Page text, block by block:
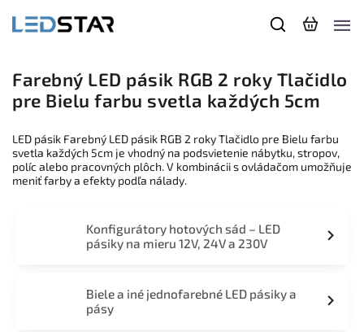
Farebný LED pásik RGB 2 roky Tlačidlo
pre Bielu farbu svetla každých 5cm
LED pásik Farebný LED pásik RGB 2 roky Tlačidlo pre Bielu farbu
svetla každých 5cm je vhodný na podsvietenie nábytku, stropov,
políc alebo pracovných plôch. V kombinácii s ovládačom umožňuje
meniť farby a efekty podľa nálady.
Konfigurátory hotových sád – LED
pásiky na mieru 12V, 24V a 230V
Biele a iné jednofarebné LED pásiky a
pásy